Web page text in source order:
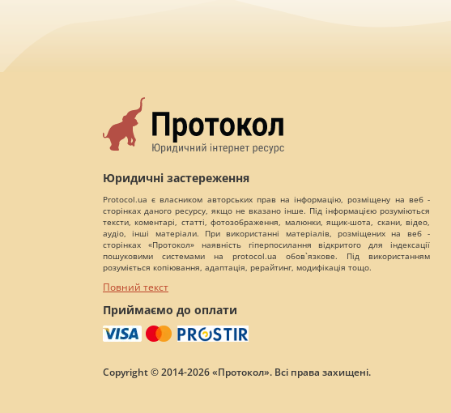
Юридичні застереження
Protocol.ua є власником авторських прав на інформацію, розміщену на веб -
сторінках даного ресурсу, якщо не вказано інше. Під інформацією розуміються
тексти, коментарі, статті, фотозображення, малюнки, ящик-шота, скани, відео,
аудіо, інші матеріали. При використанні матеріалів, розміщених на веб -
сторінках «Протокол» наявність гіперпосилання відкритого для індексації
пошуковими системами на protocol.ua обов`язкове. Під використанням
розуміється копіювання, адаптація, рерайтинг, модифікація тощо.
Повний текст
Приймаємо до оплати
Copyright © 2014-2026 «Протокол». Всі права захищені.